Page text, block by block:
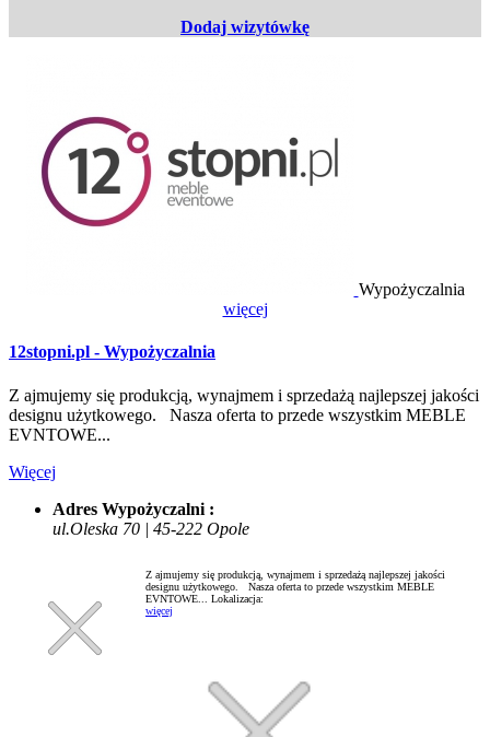
Dodaj wizytówkę
Wypożyczalnia
więcej
12stopni.pl - Wypożyczalnia
Z ajmujemy się produkcją, wynajmem i sprzedażą najlepszej jakości
designu użytkowego. Nasza oferta to przede wszystkim MEBLE
EVNTOWE...
Więcej
Adres Wypożyczalni :
ul.Oleska 70 | 45-222 Opole
Z ajmujemy się produkcją, wynajmem i sprzedażą najlepszej jakości
designu użytkowego. Nasza oferta to przede wszystkim MEBLE
EVNTOWE... Lokalizacja:
więcej